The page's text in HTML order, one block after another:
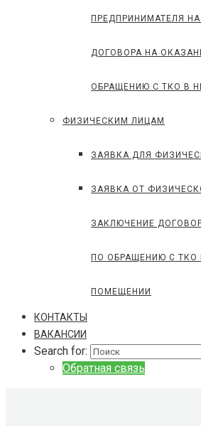
ПРЕДПРИНИМАТЕЛЯ
ДОГОВОРА НА
ОБРАЩЕНИЮ С ТКО В
ФИЗИЧЕСКИМ ЛИЦАМ
ЗАЯВКА ДЛЯ
ЗАЯВКА ОТ
ЗАКЛЮЧЕНИЕ
ПО ОБРАЩЕНИЮ С ТКО
ПОМЕЩЕНИИ
КОНТАКТЫ
ВАКАНСИИ
Search for:
Обратная связь